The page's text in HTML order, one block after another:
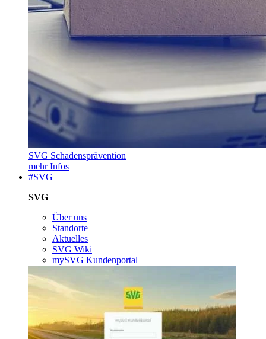
SVG Schadensprävention
mehr Infos
#SVG
SVG
Über uns
Standorte
Aktuelles
SVG Wiki
mySVG Kundenportal